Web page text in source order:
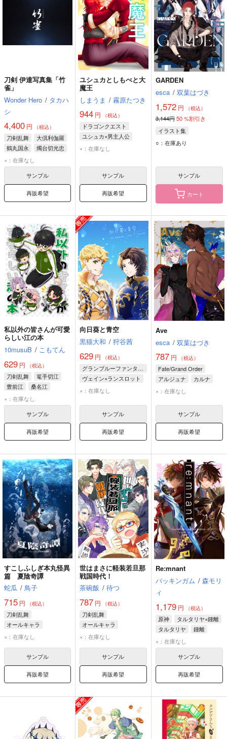
刀剣 伊達写真集「竹
雀」
Wonder Hero / タカハ
シ
4,400 円 （税込）
刀剣乱舞
大倶利伽羅
鶴丸国永
燭台切光忠
×：在庫なし
サンプル
再販希望
ユシュカとしもべと大
魔王
しまうま / 霧原たつき
944 円 （税込）
ドラゴンクエスト
ユシュカ×男主人公
×：在庫なし
サンプル
再販希望
GARDEN
esca / 双葉はづき
1,572円 （税込）
3,144円 50 %割引き
イラスト集
○：在庫あり
サンプル
カート
私以外の皆さんが可愛
らしい江の本
10musuB / こもてん
629 円 （税込）
刀剣乱舞
篭手切江
豊前江
桑名江
×：在庫なし
サンプル
再販希望
向日葵と青空
黒猫大和 / 狩谷茜
629 円 （税込）
グランブルーファンタジー
ヴェイン×ランスロット
ヴェイン
×：在庫なし
サンプル
再販希望
Ave
esca / 双葉はづき
787円 （税込）
Fate/Grand Order
アルジュナ
カルナ
諸葛孔明
×：在庫なし
サンプル
再販希望
すこしふしぎ本丸怪異
篇 夏陰奇譚
蛇瓜 / 鳥子
715 円 （税込）
刀剣乱舞
オールキャラ
男審神者
×：在庫なし
サンプル
再販希望
世はまさに軽装若旦那
戦国時代！
茶碗飯 / 待つ
787 円 （税込）
刀剣乱舞
オールキャラ
歌仙兼定
薬研藤四郎
×：在庫なし
サンプル
再販希望
Re:mnant
バッキンガム / 森モリ
ィ
1,179円 （税込）
原神
タルタリヤ×鍾離
タルタリヤ
鍾離
×：在庫なし
サンプル
再販希望